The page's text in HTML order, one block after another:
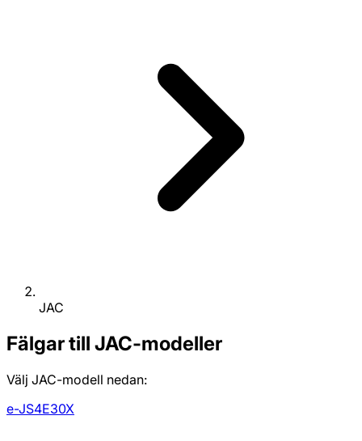
JAC
Fälgar till JAC-modeller
Välj JAC-modell nedan:
e-JS4E30X